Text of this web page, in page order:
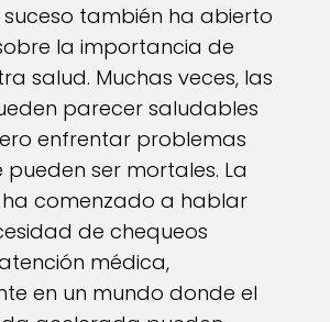
también ha abierto
la importancia de
salud. Muchas veces, las
parecer saludables
enfrentar problemas
pueden ser mortales. La
comenzado a hablar
de chequeos
médica,
en un mundo donde el